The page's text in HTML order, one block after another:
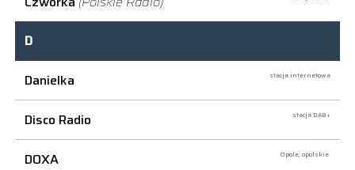
D
Danielka
stacja internetowa
Disco Radio stacja DAB+
DOXA Opole, opolskie